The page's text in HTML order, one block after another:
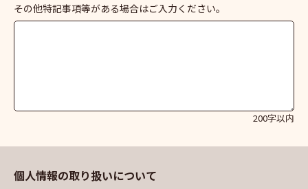
その他特記事項等がある場合はご入力ください。
200字以内
個人情報の取り扱いについて